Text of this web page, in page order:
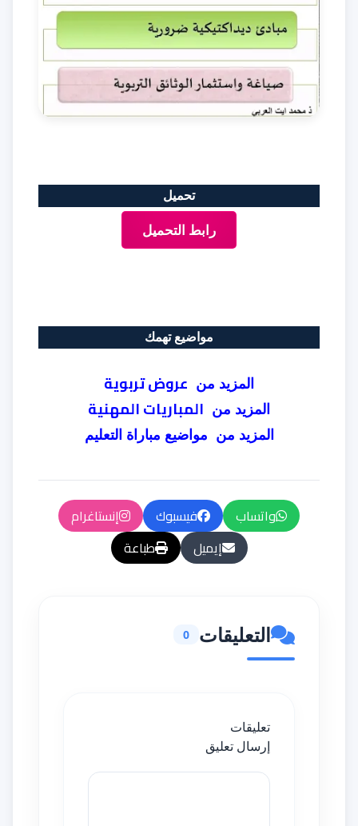
تحميل
رابط التحميل
مواضيع تهمك
المزيد من عروض تربوية
المزيد من المباريات المهنية
المزيد من مواضيع مباراة التعليم
واتساب فيسبوك
إنستاغرام
إيميل
طباعة
التعليقات 0
تعليقات
إرسال تعليق